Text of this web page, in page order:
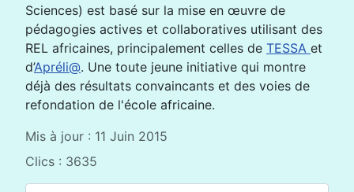
Sciences) est basé sur la mise en œuvre de
pédagogies actives et collaboratives utilisant des
REL africaines, principalement celles de TESSA et
d’Apréli@. Une toute jeune initiative qui montre
déjà des résultats convaincants et des voies de
refondation de l'école africaine.
Mis à jour : 11 Juin 2015
Clics : 3635